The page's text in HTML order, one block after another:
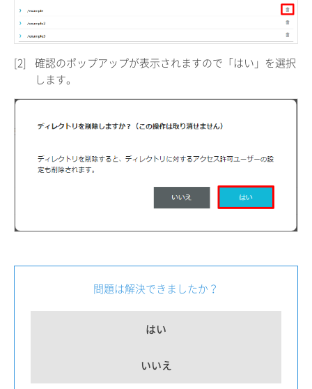
[2]
確認のポップアップが表示されますので「はい」を選択
します。
問題は解決できましたか？
はい
いいえ